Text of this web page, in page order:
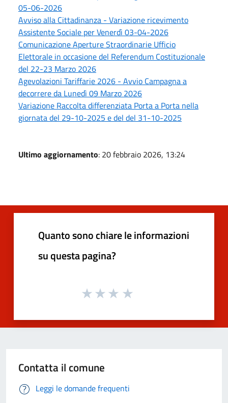
05-06-2026
Avviso alla Cittadinanza - Variazione ricevimento
Assistente Sociale per Venerdì 03-04-2026
Comunicazione Aperture Straordinarie Ufficio
Elettorale in occasione del Referendum Costituzionale
del 22-23 Marzo 2026
Agevolazioni Tariffarie 2026 - Avvio Campagna a
decorrere da Lunedì 09 Marzo 2026
Variazione Raccolta differenziata Porta a Porta nella
giornata del 29-10-2025 e del del 31-10-2025
Ultimo aggiornamento: 20 febbraio 2026, 13:24
Quanto sono chiare le informazioni
su questa pagina?
Contatta il comune
Leggi le domande frequenti